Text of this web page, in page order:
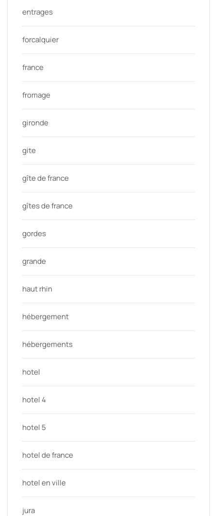
entrages
forcalquier
france
fromage
gironde
gite
gîte de france
gîtes de france
gordes
grande
haut rhin
hébergement
hébergements
hotel
hotel 4
hotel 5
hotel de france
hotel en ville
jura